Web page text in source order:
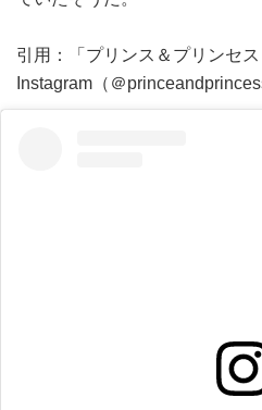
引用：「プリンス＆プリンセス
Instagram（＠